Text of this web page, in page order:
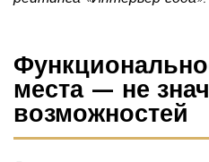
места — не
возможностей